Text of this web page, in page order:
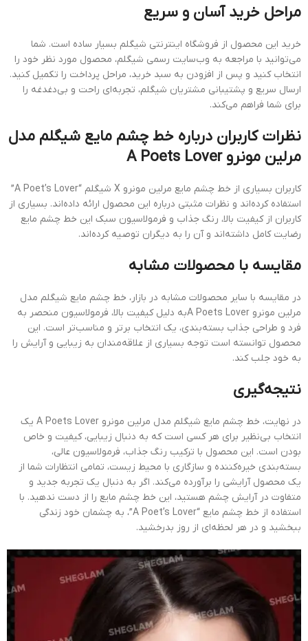
مراحل خرید آسان و سریع
خرید این محصول از فروشگاه اینترنتی شیگلم بسیار ساده است. شما
می‌توانید با مراجعه به وب‌سایت رسمی شیگلم، محصول مورد نظر خود را
انتخاب کنید و پس از افزودن به سبد خرید، مراحل پرداخت را تکمیل کنید.
ارسال سریع و پشتیبانی مشتریان شیگلم، تجربه‌ای راحت و بی‌دغدغه را
برای شما فراهم می‌کند.
نظرات کاربران درباره خط چشم مایع شیگلم مدل
مرلین مونرو A Poets Lover
کاربران بسیاری از خط چشم مایع مرلین مونرو X شیگلم “A Poet’s Lover”
استفاده کرده‌اند و نظرات مثبتی درباره این محصول ارائه داده‌اند. بسیاری از
کاربران از کیفیت بالا، رنگ جذاب و فرمولاسیون سبک این خط چشم مایع
رضایت کامل داشته‌اند و آن را به دیگران توصیه کرده‌اند.
مقایسه با محصولات مشابه
در مقایسه با سایر محصولات مشابه در بازار، خط چشم مایع شیگلم مدل
مرلین مونرو A Poets Loverبه دلیل کیفیت بالا، فرمولاسیون منحصر به
فرد و طراحی جذاب بسته‌بندی، یک انتخاب برتر و مناسب‌تر است. این
محصول توانسته است توجه بسیاری از علاقه‌مندان به زیبایی و آرایش را
به خود جلب کند.
نتیجه‌گیری
در نهایت، خط چشم مایع شیگلم مدل مرلین مونرو A Poets Lover یک
انتخاب بی‌نظیر برای هر کسی است که به دنبال زیبایی، کیفیت و خاص
بودن است. این محصول با ترکیب رنگ جذاب، فرمولاسیون عالی،
بسته‌بندی خیره‌کننده و سازگاری با محیط زیست، تمامی انتظارات شما از
یک محصول آرایشی را برآورده می‌کند. اگر به دنبال یک تجربه جدید و
متفاوت در آرایش چشم هستید، این خط چشم مایع را از دست ندهید. با
استفاده از خط چشم مایع “A Poet’s Lover”، به چشمان خود زندگی
ببخشید و در هر لحظه‌ای از روز بدرخشید.